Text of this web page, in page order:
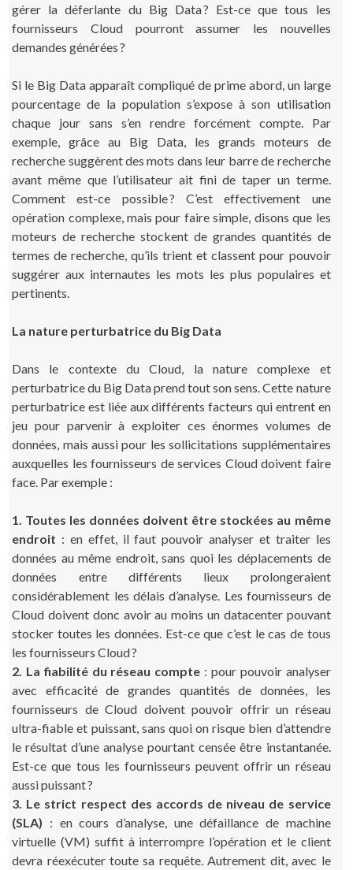
gérer la déferlante du Big Data ? Est-ce que tous les
fournisseurs Cloud pourront assumer les nouvelles
demandes générées ?
Si le Big Data apparaît compliqué de prime abord, un large
pourcentage de la population s’expose à son utilisation
chaque jour sans s’en rendre forcément compte. Par
exemple, grâce au Big Data, les grands moteurs de
recherche suggèrent des mots dans leur barre de recherche
avant même que l’utilisateur ait fini de taper un terme.
Comment est-ce possible ? C’est effectivement une
opération complexe, mais pour faire simple, disons que les
moteurs de recherche stockent de grandes quantités de
termes de recherche, qu’ils trient et classent pour pouvoir
suggérer aux internautes les mots les plus populaires et
pertinents.
La nature perturbatrice du Big Data
Dans le contexte du Cloud, la nature complexe et
perturbatrice du Big Data prend tout son sens. Cette nature
perturbatrice est liée aux différents facteurs qui entrent en
jeu pour parvenir à exploiter ces énormes volumes de
données, mais aussi pour les sollicitations supplémentaires
auxquelles les fournisseurs de services Cloud doivent faire
face. Par exemple :
1. Toutes les données doivent être stockées au même
endroit : en effet, il faut pouvoir analyser et traiter les
données au même endroit, sans quoi les déplacements de
données entre différents lieux prolongeraient
considérablement les délais d’analyse. Les fournisseurs de
Cloud doivent donc avoir au moins un datacenter pouvant
stocker toutes les données. Est-ce que c’est le cas de tous
les fournisseurs Cloud ?
2. La fiabilité du réseau compte : pour pouvoir analyser
avec efficacité de grandes quantités de données, les
fournisseurs de Cloud doivent pouvoir offrir un réseau
ultra-fiable et puissant, sans quoi on risque bien d’attendre
le résultat d’une analyse pourtant censée être instantanée.
Est-ce que tous les fournisseurs peuvent offrir un réseau
aussi puissant ?
3. Le strict respect des accords de niveau de service
(SLA) : en cours d’analyse, une défaillance de machine
virtuelle (VM) suffit à interrompre l’opération et le client
devra réexécuter toute sa requête. Autrement dit, avec le